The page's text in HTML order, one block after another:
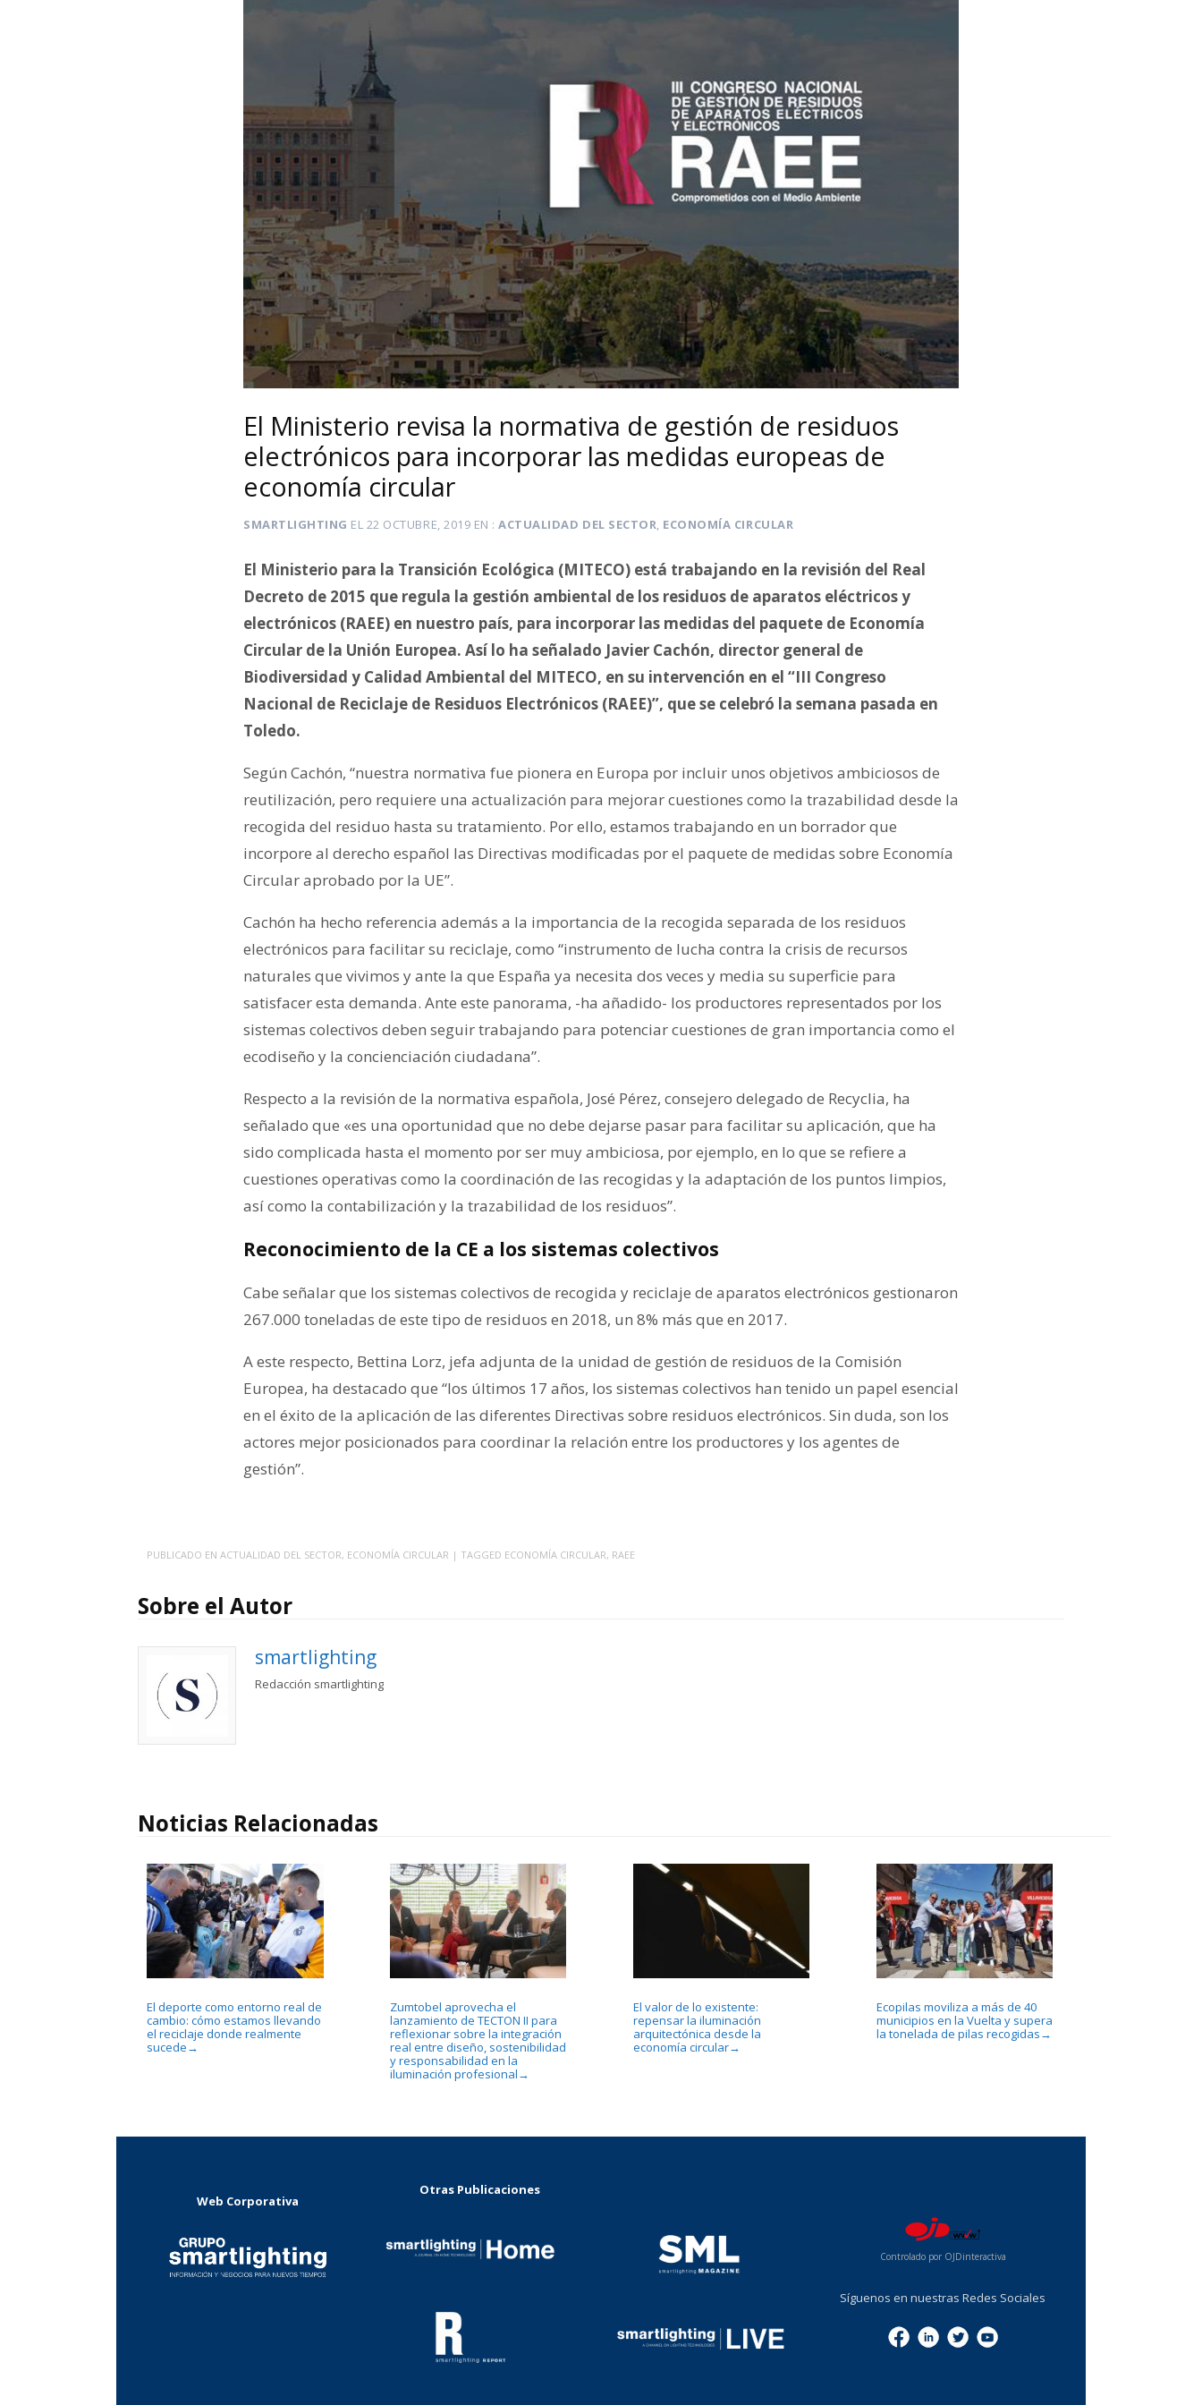
El Ministerio revisa la normativa de gestión de residuos
electrónicos para incorporar las medidas europeas de
economía circular
SMARTLIGHTING EL 22 OCTUBRE, 2019 EN ACTUALIDAD DEL SECTOR, ECONOMÍA CIRCULAR
El Ministerio para la Transición Ecológica (MITECO) está trabajando en la revisión del Real
Decreto de 2015 que regula la gestión ambiental de los residuos de aparatos eléctricos y
electrónicos (RAEE) en nuestro país, para incorporar las medidas del paquete de Economía
Circular de la Unión Europea. Así lo ha señalado Javier Cachón, director general de
Biodiversidad y Calidad Ambiental del MITECO, en su intervención en el “III Congreso
Nacional de Reciclaje de Residuos Electrónicos (RAEE)”, que se celebró la semana pasada en
Toledo.
Según Cachón, “nuestra normativa fue pionera en Europa por incluir unos objetivos ambiciosos de
reutilización, pero requiere una actualización para mejorar cuestiones como la trazabilidad desde la
recogida del residuo hasta su tratamiento. Por ello, estamos trabajando en un borrador que
incorpore al derecho español las Directivas modificadas por el paquete de medidas sobre Economía
Circular aprobado por la UE”.
Cachón ha hecho referencia además a la importancia de la recogida separada de los residuos
electrónicos para facilitar su reciclaje, como “instrumento de lucha contra la crisis de recursos
naturales que vivimos y ante la que España ya necesita dos veces y media su superficie para
satisfacer esta demanda. Ante este panorama, -ha añadido- los productores representados por los
sistemas colectivos deben seguir trabajando para potenciar cuestiones de gran importancia como el
ecodiseño y la concienciación ciudadana”.
Respecto a la revisión de la normativa española, José Pérez, consejero delegado de Recyclia, ha
señalado que «es una oportunidad que no debe dejarse pasar para facilitar su aplicación, que ha
sido complicada hasta el momento por ser muy ambiciosa, por ejemplo, en lo que se refiere a
cuestiones operativas como la coordinación de las recogidas y la adaptación de los puntos limpios,
así como la contabilización y la trazabilidad de los residuos”.
Reconocimiento de la CE a los sistemas colectivos
Cabe señalar que los sistemas colectivos de recogida y reciclaje de aparatos electrónicos gestionaron
267.000 toneladas de este tipo de residuos en 2018, un 8% más que en 2017.
A este respecto, Bettina Lorz, jefa adjunta de la unidad de gestión de residuos de la Comisión
Europea, ha destacado que “los últimos 17 años, los sistemas colectivos han tenido un papel esencial
en el éxito de la aplicación de las diferentes Directivas sobre residuos electrónicos. Sin duda, son los
actores mejor posicionados para coordinar la relación entre los productores y los agentes de
gestión”.
PUBLICADO EN ACTUALIDAD DEL SECTOR, ECONOMÍA CIRCULAR | TAGGED ECONOMÍA CIRCULAR, RAEE
Sobre el Autor
smartlighting
Redacción smartlighting
Noticias Relacionadas
El deporte como entorno real de
cambio: cómo estamos llevando
el reciclaje donde realmente
sucede →
Zumtobel aprovecha el
lanzamiento de TECTON II para
reflexionar sobre la integración
real entre diseño, sostenibilidad
y responsabilidad en la
iluminación profesional →
El valor de lo existente:
repensar la iluminación
arquitectónica desde la
economía circular→
Ecopilas moviliza a más de 40
municipios en la Vuelta y supera
la tonelada de pilas recogidas →
Web Corporativa
Otras Publicaciones
Controlado por OJDinteractiva
Síguenos en nuestras Redes Sociales